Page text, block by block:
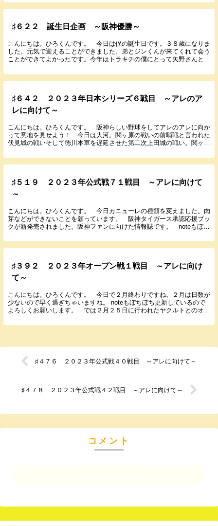
♯６２２ 誕生日企画 ～阪神優勝～
こんにちは。ひろくんです。 今日は僕の誕生日です。３８歳になりま
した。元気で迎えることができました。弟とジンくんが来てくれて会う
ことができてよかったです。今年はトラキチの僕にとって矢野さんと再
♯６４２ ２０２３年日本シリーズ６戦目 ～アレのア
レに向けて～
こんにちは。ひろくんです。 阪神らしい野球をしてアレのアレに向か
って意地を見せよう！ 今日は大河。関ヶ原の戦いの前哨戦と言われた
伏見城の戦いそして徳川本軍を遅延させた第二次上田城の戦い。関ヶ原
♯５１９ ２０２３年公式戦７１戦目 ～アレに向けて
～
こんにちは。ひろくんです。 今日カニューレの種類を変えました。肉
芽などができないことを願っています。 阪神タイガース承認応援ブッ
クが新発売されました。阪神ファンに向けた情報誌です。 noteもぼち
♯３９２ ２０２３年オープン戦１戦目 ～アレに向け
て～
こんにちは。ひろくんです。 今日で２月終わりですね。２月は日数が
少ないので早く過ぎちゃいますね。 noteもぼちぼち更新しているので
よろしくお願いします。 では２月２５日に行われたヤクルトとのオー
♯４７６ ２０２３年公式戦４０戦目 ～アレに向けて～
♯４７８ ２０２３年公式戦４２戦目 ～アレに向けて～
コメント